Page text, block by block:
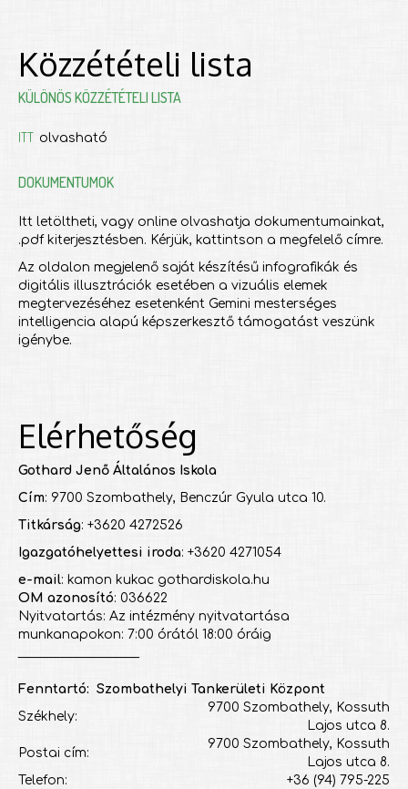
Közzétételi lista
KÜLÖNÖS KÖZZÉTÉTELI LISTA
ITT olvasható
DOKUMENTUMOK
Itt letöltheti, vagy online olvashatja dokumentumainkat,
.pdf kiterjesztésben. Kérjük, kattintson a megfelelő címre.
Az oldalon megjelenő saját készítésű infografikák és
digitális illusztrációk esetében a vizuális elemek
megtervezéséhez esetenként Gemini mesterséges
intelligencia alapú képszerkesztő támogatást veszünk
igénybe.
Elérhetőség
Gothard Jenő Általános Iskola
Cím: 9700 Szombathely, Benczúr Gyula utca 10.
Titkárság: +3620 4272526
Igazgatóhelyettesi iroda: +3620 4271054
e-mail: kamon kukac gothardiskola.hu
OM azonosító: 036622
Nyitvatartás: Az intézmény nyitvatartása
munkanapokon: 7:00 órától 18:00 óráig
Fenntartó: Szombathelyi Tankerületi Központ
Székhely:
9700 Szombathely, Kossuth
Lajos utca 8.
Postai cím:
9700 Szombathely, Kossuth
Lajos utca 8.
Telefon:
+36 (94) 795-225